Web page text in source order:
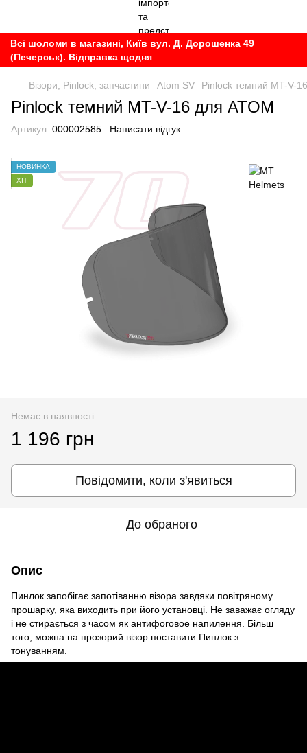
Всі шоломи в магазині, Київ вул. Д. Дорошенка 49
(Печерськ). Відправка щодня
Візори, Pinlock, запчастини Atom SV Pinlock темний MT-V-
Pinlock темний MT-V-16 для ATOM
Артикул: 000002585 Написати відгук
НОВИНКА
ХІТ
Немає в наявності
1 196 грн
Повідомити, коли з'явиться
До обраного
Опис
Пинлок запобігає запотіванню візора завдяки повітряному
прошарку, яка виходить при його установці. Не заважає огляду
і не стирається з часом як антифоговое напилення. Більш
того, можна на прозорий візор поставити Пинлок з
тонуванням.